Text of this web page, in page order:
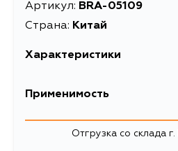
Артикул: BRA-05109
Страна: Китай
Характеристики
Высота упаковки, мм
Применимость
Отгрузка со склада